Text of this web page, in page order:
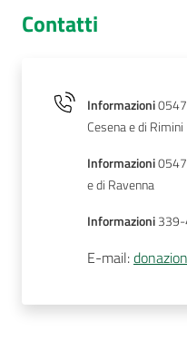
Contatti
Informazioni
Cesena e di Rimini
Informazioni
e di Ravenna
Informazioni
E-mail: